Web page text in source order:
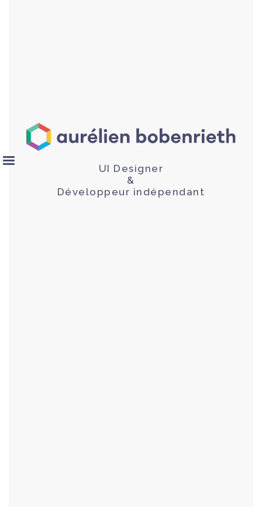
UI Designer
&
Développeur indépendant